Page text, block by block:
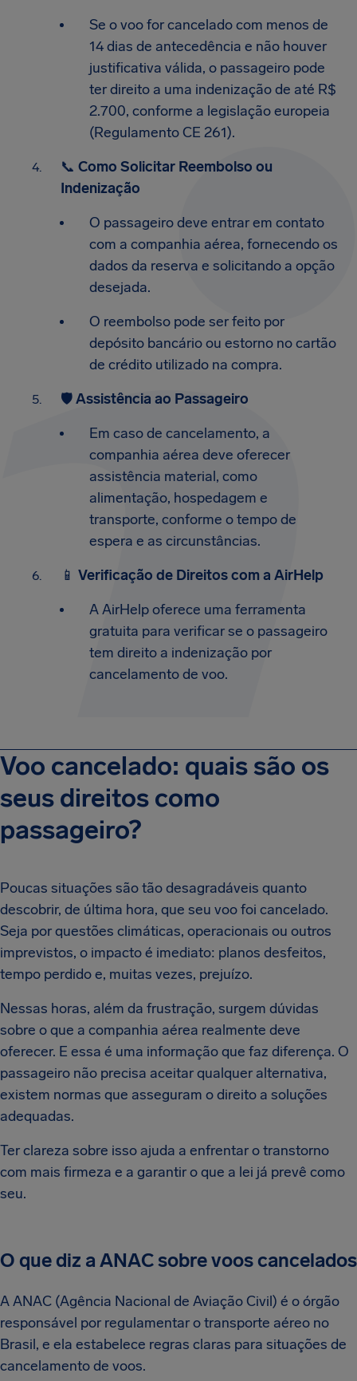
Se o voo for cancelado com menos de
14 dias de antecedência e não houver
justificativa válida, o passageiro pode
ter direito a uma indenização de até R$
2.700, conforme a legislação europeia
(Regulamento CE 261).​
📞 Como Solicitar Reembolso ou
Indenização
O passageiro deve entrar em contato
com a companhia aérea, fornecendo os
dados da reserva e solicitando a opção
desejada.
O reembolso pode ser feito por
depósito bancário ou estorno no cartão
de crédito utilizado na compra.​
🛡️Assistência ao Passageiro
Em caso de cancelamento, a
companhia aérea deve oferecer
assistência material, como
alimentação, hospedagem e
transporte, conforme o tempo de
espera e as circunstâncias.​
📱 Verificação de Direitos com a AirHelp
A AirHelp oferece uma ferramenta
gratuita para verificar se o passageiro
tem direito a indenização por
cancelamento de voo.
Voo cancelado: quais são os
seus direitos como
passageiro?
Poucas situações são tão desagradáveis quanto
descobrir, de última hora, que seu voo foi cancelado.
Seja por questões climáticas, operacionais ou outros
imprevistos, o impacto é imediato: planos desfeitos,
tempo perdido e, muitas vezes, prejuízo.
Nessas horas, além da frustração, surgem dúvidas
sobre o que a companhia aérea realmente deve
oferecer. E essa é uma informação que faz diferença. O
passageiro não precisa aceitar qualquer alternativa,
existem normas que asseguram o direito a soluções
adequadas.
Ter clareza sobre isso ajuda a enfrentar o transtorno
com mais firmeza e a garantir o que a lei já prevê como
seu.
O que diz a ANAC sobre voos cancelados
A ANAC (Agência Nacional de Aviação Civil) é o órgão
responsável por regulamentar o transporte aéreo no
Brasil, e ela estabelece regras claras para situações de
cancelamento de voos.